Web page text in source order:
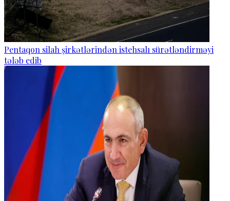
Pentaqon silah şirkətlərindən istehsalı sürətləndirməyi
tələb edib